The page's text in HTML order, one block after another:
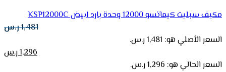
مكيف سبليت كيماتسو 12000 وحدة بارد ابيض KSP12000C
1,481ر.س
السعر الأصلي هو: 1,481 ر.س.
1,296ر.س
السعر الحالي هو: 1,296 ر.س.